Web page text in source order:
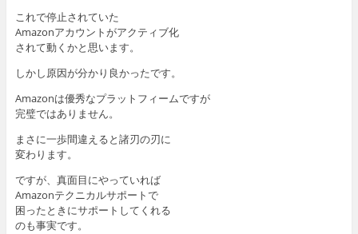
これで停止されていた
Amazonアカウントがアクティブ化
されて動くかと思います。
しかし原因が分かり良かったです。
Amazonは優秀なプラットフィームですが
完璧ではありません。
まさに一歩間違えると諸刃の刃に
変わります。
ですが、真面目にやっていれば
Amazonテクニカルサポートで
困ったときにサポートしてくれる
のも事実です。